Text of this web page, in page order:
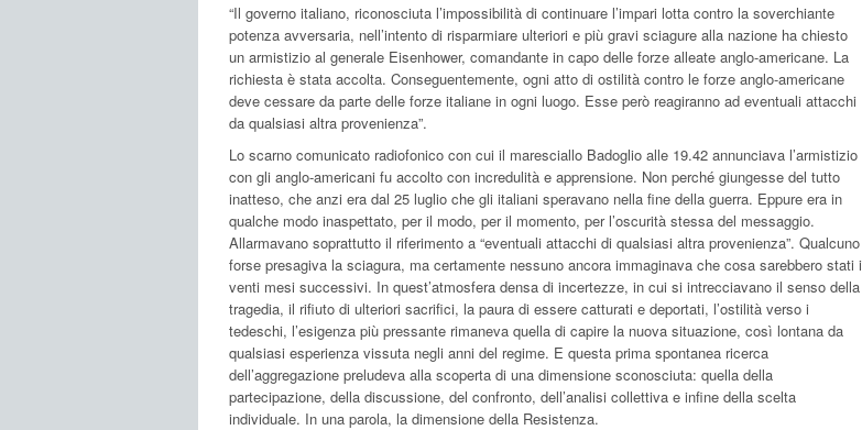
“Il governo italiano, riconosciuta l’impossibilità di continuare l’impari lotta contro la soverchiante
potenza avversaria, nell’intento di risparmiare ulteriori e più gravi sciagure alla nazione ha chiesto
un armistizio al generale Eisenhower, comandante in capo delle forze alleate anglo-americane. La
richiesta è stata accolta. Conseguentemente, ogni atto di ostilità contro le forze anglo-americane
deve cessare da parte delle forze italiane in ogni luogo. Esse però reagiranno ad eventuali attacchi
da qualsiasi altra provenienza”.
Lo scarno comunicato radiofonico con cui il maresciallo Badoglio alle 19.42 annunciava l’armistizio
con gli anglo-americani fu accolto con incredulità e apprensione. Non perché giungesse del tutto
inatteso, che anzi era dal 25 luglio che gli italiani speravano nella fine della guerra. Eppure era in
qualche modo inaspettato, per il modo, per il momento, per l’oscurità stessa del messaggio.
Allarmavano soprattutto il riferimento a “eventuali attacchi di qualsiasi altra provenienza”. Qualcuno
forse presagiva la sciagura, ma certamente nessuno ancora immaginava che cosa sarebbero stati i
venti mesi successivi. In quest’atmosfera densa di incertezze, in cui si intrecciavano il senso della
tragedia, il rifiuto di ulteriori sacrifici, la paura di essere catturati e deportati, l’ostilità verso i
tedeschi, l’esigenza più pressante rimaneva quella di capire la nuova situazione, così lontana da
qualsiasi esperienza vissuta negli anni del regime. E questa prima spontanea ricerca
dell’aggregazione preludeva alla scoperta di una dimensione sconosciuta: quella della
partecipazione, della discussione, del confronto, dell’analisi collettiva e infine della scelta
individuale. In una parola, la dimensione della Resistenza.